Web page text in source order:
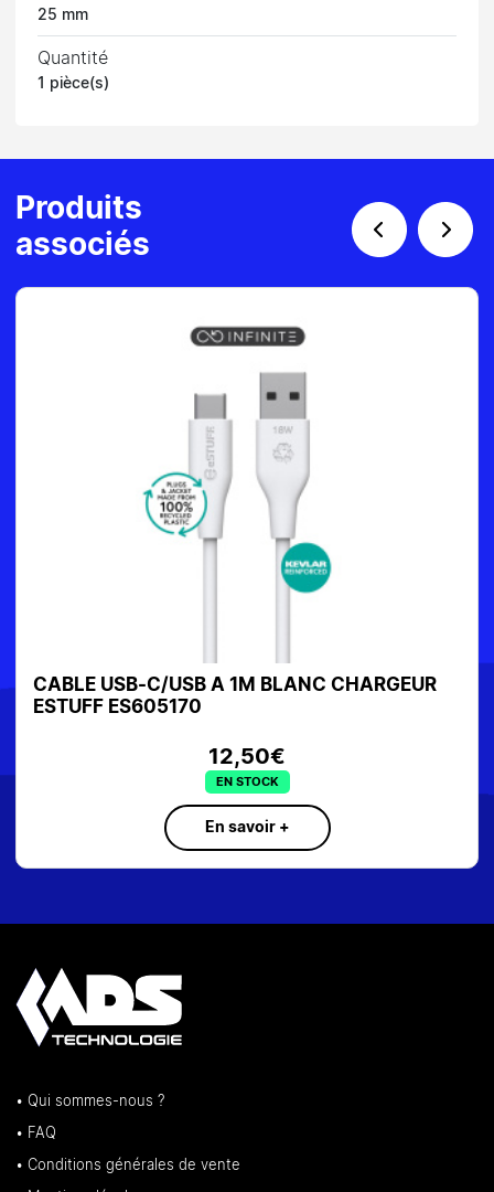
25 mm
Quantité
1 pièce(s)
Produits
associés
CABLE USB-C/USB A 1M BLANC CHARGEUR
ESTUFF ES605170
12,50€
EN STOCK
En savoir +
• Qui sommes-nous ?
• FAQ
• Conditions générales de vente